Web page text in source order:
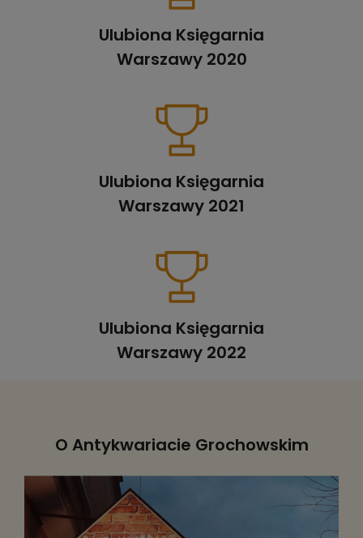
Ulubiona Księgarnia
Warszawy 2020
Ulubiona Księgarnia
Warszawy 2021
Ulubiona Księgarnia
Warszawy 2022
O Antykwariacie Grochowskim